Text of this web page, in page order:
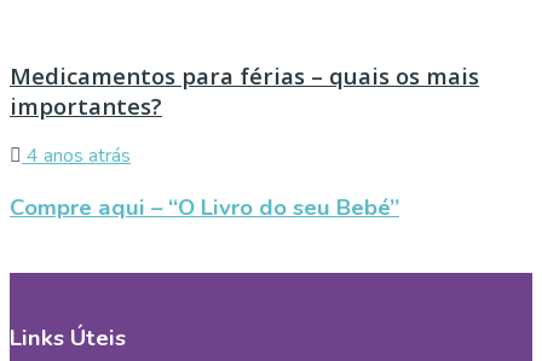
Medicamentos para férias – quais os mais
importantes?
4 anos atrás
Compre aqui – “O Livro do seu Bebé”
Links Úteis